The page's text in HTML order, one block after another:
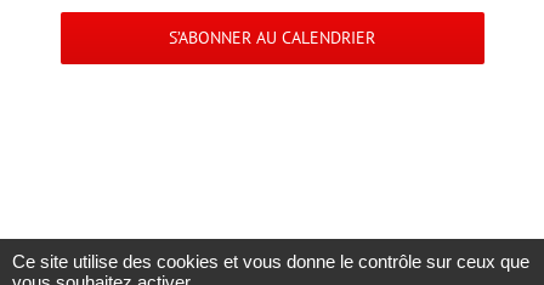
S’ABONNER AU CALENDRIER
Ce site utilise des cookies et vous donne le contrôle sur ceux que